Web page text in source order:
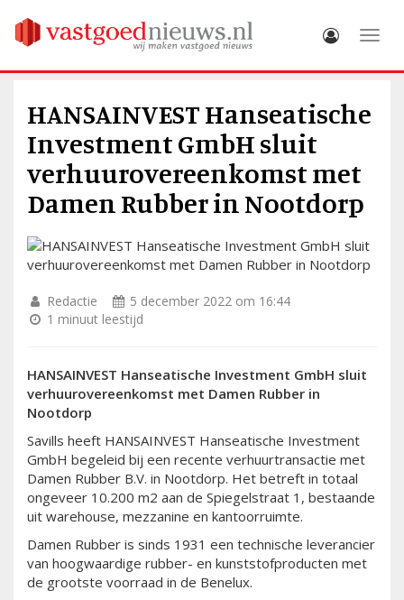
HANSAINVEST Hanseatische
Investment GmbH sluit
verhuurovereenkomst met
Damen Rubber in Nootdorp
Redactie
5 december 2022 om 16:44
1 minuut leestijd
HANSAINVEST Hanseatische Investment GmbH sluit
verhuurovereenkomst met Damen Rubber in
Nootdorp
Savills heeft HANSAINVEST Hanseatische Investment
GmbH begeleid bij een recente verhuurtransactie met
Damen Rubber B.V. in Nootdorp. Het betreft in totaal
ongeveer 10.200 m2 aan de Spiegelstraat 1, bestaande
uit warehouse, mezzanine en kantoorruimte.
Damen Rubber is sinds 1931 een technische leverancier
van hoogwaardige rubber- en kunststofproducten met
de grootste voorraad in de Benelux.